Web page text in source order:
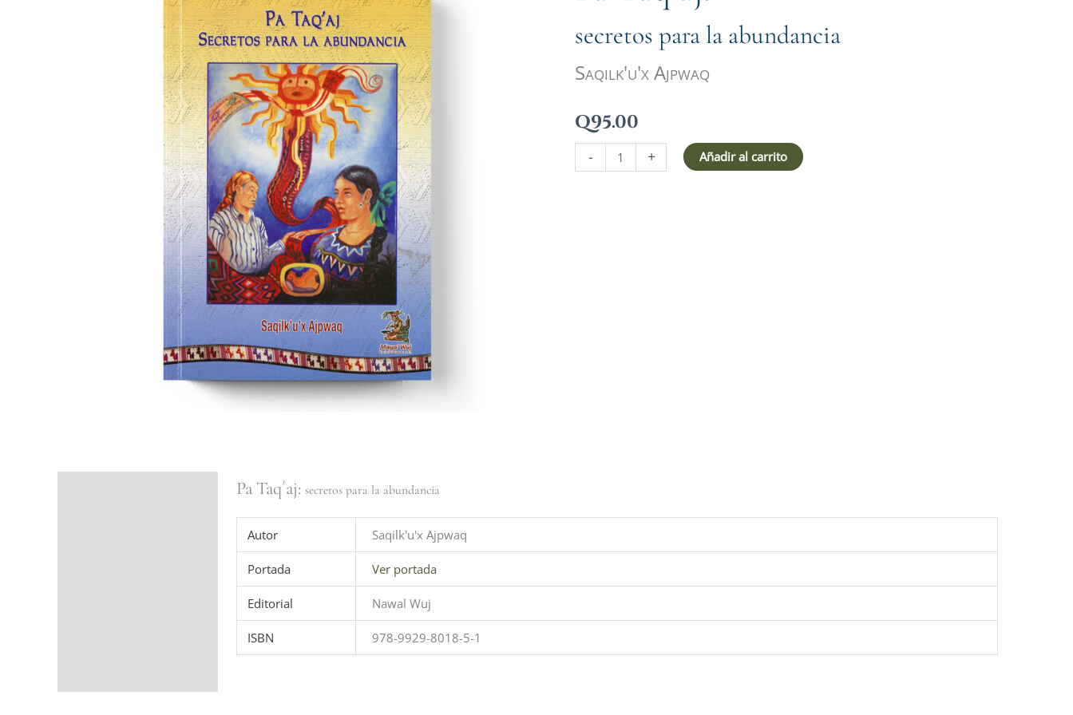
secretos para la abundancia
Saqilk'u'x Ajpwaq
Q95.00
- + Añadir al carrito
Pa Taq´aj: secretos para la abundancia
Autor Saqilk'u'x Ajpwaq
Portada Ver portada
Editorial Nawal Wuj
ISBN 978-9929-8018-5-1